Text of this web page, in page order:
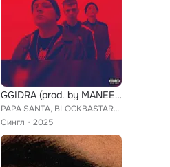
GGIDRA (prod. by MANEED)
PAPA SANTA, BLOCKBASTARD, MANEED
Сингл
2025